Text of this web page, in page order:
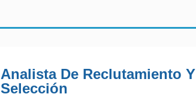
Analista De Reclutamiento Y
Selección